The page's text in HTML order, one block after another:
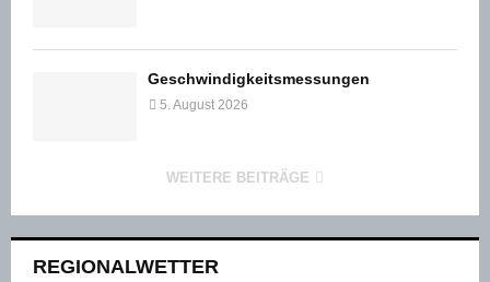
Geschwindigkeitsmessungen
5. August 2026
WEITERE BEITRÄGE
REGIONALWETTER